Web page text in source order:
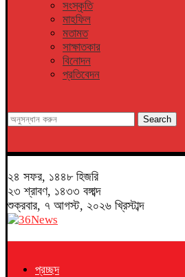
সংস্কৃতি
মাহফিল
মতামত
সাক্ষাতকার
বিনোদন
প্রতিবেদন
Search
২৪ সফর, ১৪৪৮ হিজরি
২৩ শ্রাবণ, ১৪৩৩ বঙ্গাব্দ
শুক্রবার, ৭ আগস্ট, ২০২৬ খ্রিস্টাব্দ
প্রচ্ছদ